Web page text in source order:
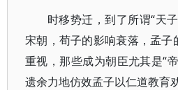
时移势迁，到了所谓“天
宋朝，荀子的影响衰落，孟子
重视，那些成为朝臣尤其是“
遗余力地仿效孟子以仁道教育